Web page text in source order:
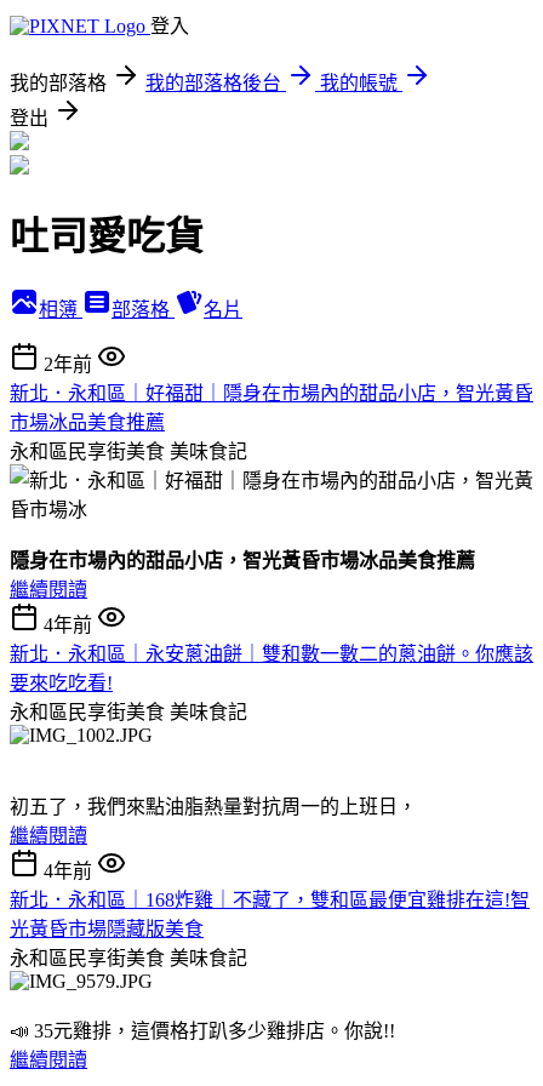
登入
我的部落格 我的部落格後台
我的帳號
登出
吐司愛吃貨
相簿 部落格 名片
2年前
新北．永和區｜好福甜｜隱身在市場內的甜品小店，智光黃昏
市場冰品美食推薦
永和區民享街美食 美味食記
隱身在市場內的甜品小店，智光黃昏市場冰品美食推薦
繼續閱讀
4年前
新北．永和區｜永安蔥油餅｜雙和數一數二的蔥油餅。你應該
要來吃吃看!
永和區民享街美食 美味食記
初五了，我們來點油脂熱量對抗周一的上班日，
繼續閱讀
4年前
新北．永和區｜168炸雞｜不藏了，雙和區最便宜雞排在這!智
光黃昏市場隱藏版美食
永和區民享街美食 美味食記
📣 35元雞排，這價格打趴多少雞排店。你說!!
繼續閱讀